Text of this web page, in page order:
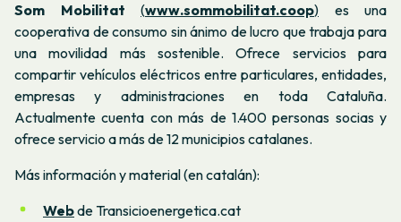
Som Mobilitat
(www.sommobilitat.coop) es una
cooperativa de consumo sin ánimo de lucro que trabaja para
una movilidad más sostenible. Ofrece servicios para
compartir vehículos eléctricos entre particulares, entidades,
empresas y administraciones en toda Cataluña.
Actualmente cuenta con más de 1.400 personas socias y
ofrece servicio a más de 12 municipios catalanes.
Más información y material (en catalán):
Webde Transicioenergetica.cat